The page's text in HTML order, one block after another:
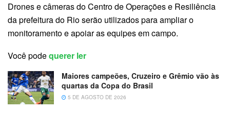
Drones e câmeras do Centro de Operações e Resiliência
da prefeitura do Rio serão utilizados para ampliar o
monitoramento e apoiar as equipes em campo.
Você podequerer ler
Maiores campeões, Cruzeiro e Grêmio vão às
quartas da Copa do Brasil
5 DE AGOSTO DE 2026